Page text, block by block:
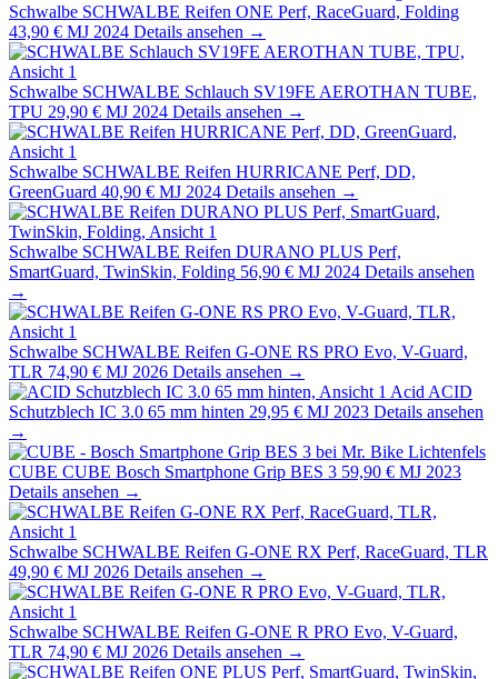
Schwalbe SCHWALBE Reifen ONE Perf, RaceGuard, Folding
43,90 € MJ 2024 Details ansehen →
Schwalbe SCHWALBE Schlauch SV19FE AEROTHAN TUBE,
TPU 29,90 € MJ 2024 Details ansehen →
Schwalbe SCHWALBE Reifen HURRICANE Perf, DD,
GreenGuard 40,90 € MJ 2024 Details ansehen →
Schwalbe SCHWALBE Reifen DURANO PLUS Perf,
SmartGuard, TwinSkin, Folding 56,90 € MJ 2024 Details ansehen
→
Schwalbe SCHWALBE Reifen G-ONE RS PRO Evo, V-Guard,
TLR 74,90 € MJ 2026 Details ansehen →
Acid ACID
Schutzblech IC 3.0 65 mm hinten 29,95 € MJ 2023 Details ansehen
→
CUBE CUBE Bosch Smartphone Grip BES 3 59,90 € MJ 2023
Details ansehen →
Schwalbe SCHWALBE Reifen G-ONE RX Perf, RaceGuard, TLR
49,90 € MJ 2026 Details ansehen →
Schwalbe SCHWALBE Reifen G-ONE R PRO Evo, V-Guard,
TLR 74,90 € MJ 2026 Details ansehen →